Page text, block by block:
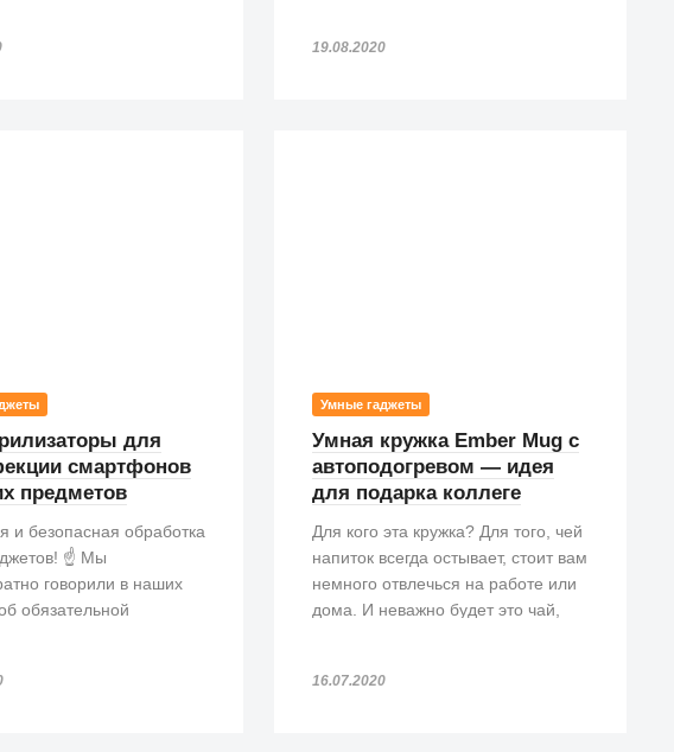
дождь!
19.08.2020
для
смартфонов
предметов
и безопасная обработка
☝️ Мы
говорили в наших
обязательной
Умные гаджеты
Умная кружка Ember Mug с
автоподогревом — идея
для подарка коллеге
Для кого эта кружка? Для того, чей
напиток всегда остывает, стоит вам
немного отвлечься на работе или
дома. И неважно будет это чай,
16.07.2020